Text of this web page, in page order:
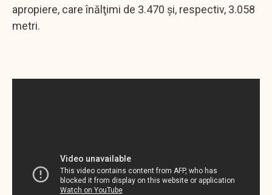
apropiere, care înălţimi de 3.470 şi, respectiv, 3.058
metri.